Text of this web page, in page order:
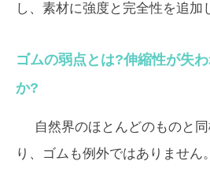
し、素材に強度と完全性を追加
ゴムの弱点とは?伸縮性が失
か?
自然界のほとんどのものと
り、ゴムも例外ではありません